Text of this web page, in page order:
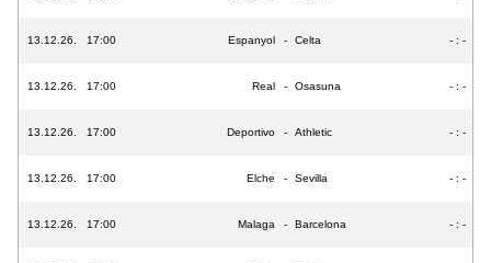
13.12.26. 17:00 Espanyol - Celta - : -
13.12.26. 17:00 Real - Osasuna - : -
13.12.26. 17:00 Deportivo - Athletic - : -
13.12.26. 17:00 Elche - Sevilla - : -
13.12.26. 17:00 Malaga - Barcelona - : -